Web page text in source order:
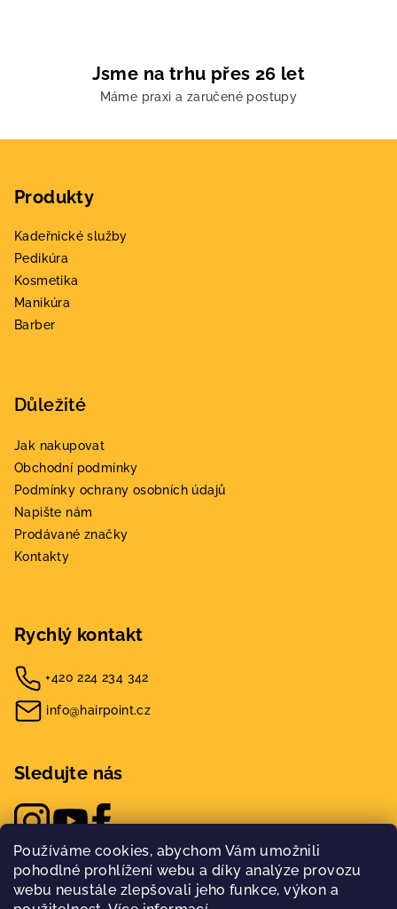
Používáme cookies, abychom Vám umožnili
pohodlné prohlížení webu a díky analýze provozu
webu neustále zlepšovali jeho funkce, výkon a
k
y
ý
Jsme na trhu přes 26 let
Máme praxi a zaručené postupy
Produkty
Kadeřnické služby
Pedikúra
Kosmetika
Manikúra
Barber
Důležité
Jak nakupovat
Obchodní podmínky
Podmínky ochrany osobních údajů
Napište nám
Prodávané značky
Kontakty
Rychlý kontakt
+420 224 234 342
info@hairpoint.cz
Sledujte nás